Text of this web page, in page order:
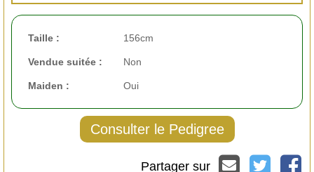
Taille : 156cm
Vendue suitée : Non
Maiden : Oui
Consulter le Pedigree
Partager sur